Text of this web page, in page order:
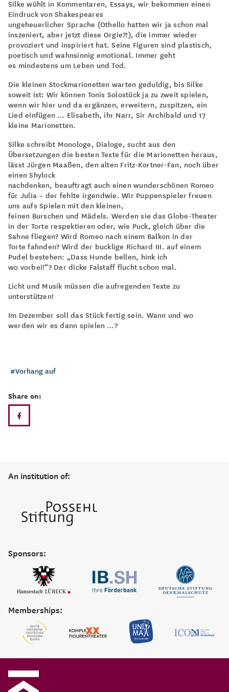
Silke wühlt in Kommentaren, Essays, wir bekommen einen
Eindruck von Shakespeares
ungeheuerlicher Sprache (Othello hatten wir ja schon mal
inszeniert, aber jetzt diese Orgie?!), die immer wieder
provoziert und inspiriert hat. Seine Figuren sind plastisch,
poetisch und wahnsinnig emotional. Immer geht
es mindestens um Leben und Tod.
Die kleinen Stockmarionetten warten geduldig, bis Silke
soweit ist: Wir können Tonis Solostück ja zu zweit spielen,
wenn wir hier und da ergänzen, erweitern, zuspitzen, ein
Lied einfügen … Elisabeth, ihr Narr, Sir Archibald und 17
kleine Marionetten.
Silke schreibt Monologe, Dialoge, sucht aus den
Übersetzungen die besten Texte für die Marionetten heraus,
lässt Jürgen Maaßen, den alten Fritz-Kortner-Fan, noch über
einen Shylock
nachdenken, beauftragt auch einen wunderschönen Romeo
für Julia – der fehlte irgendwie. Wir Puppenspieler freuen
uns aufs Spielen mit den kleinen,
feinen Burschen und Mädels. Werden sie das Globe-Theater
in der Torte respektieren oder, wie Puck, gleich über die
Sahne fliegen? Wird Romeo nach einem Balkon in der
Torte fahnden? Wird der bucklige Richard III. auf einem
Pudel bestehen: „Dass Hunde bellen, hink ich
wo vorbei!“? Der dicke Falstaff flucht schon mal.
Licht und Musik müssen die aufregenden Texte zu
unterstützen!
Im Dezember soll das Stück fertig sein. Wann und wo
werden wir es dann spielen …?
Vorhang auf
Share on:
An institution of:
Sponsors:
Memberships: